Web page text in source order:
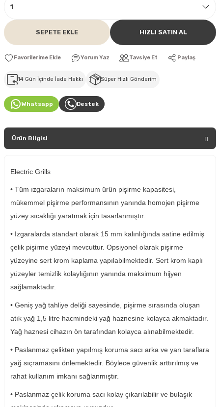
SEPETE EKLE HIZLI SATIN AL
Yorum Yaz Tavsiye Et Paylaş
14 Gün İçinde İade Hakkı Süper Hızlı Gönderim
Whatsapp Destek
Ürün Bilgisi
Electric Grills
• Tüm ızgaraların maksimum ürün pişirme kapasitesi,
mükemmel pişirme performansının yanında homojen pişirme
yüzey sıcaklığı yaratmak için tasarlanmıştır.
• Izgaralarda standart olarak 15 mm kalınlığında satine edilmiş
çelik pişirme yüzeyi mevcuttur. Opsiyonel olarak pişirme
yüzeyine sert krom kaplama yapılabilmektedir. Sert krom kaplı
yüzeyler temizlik kolaylığının yanında maksimum hijyen
sağlamaktadır.
• Geniş yağ tahliye deliği sayesinde, pişirme sırasında oluşan
atık yağ 1,5 litre hacmindeki yağ haznesine kolayca akmaktadır.
Yağ haznesi cihazın ön tarafından kolayca alınabilmektedir.
• Paslanmaz çelikten yapılmış koruma sacı arka ve yan taraflara
yağ sıçramasını önlemektedir. Böylece güvenlik arttırılmış ve
rahat kullanım imkanı sağlanmıştır.
• Paslanmaz çelik koruma sacı kolay çıkarılabilir ve bulaşık